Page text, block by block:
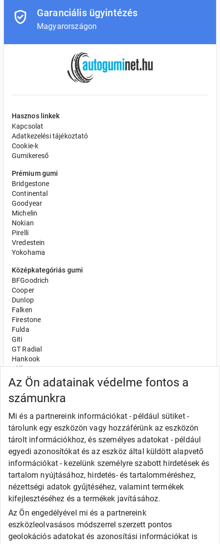
Az Ön adatainak védelme fontos a
számunkra
Mi és a partnereink információkat - például sütiket -
tárolunk egy eszközön vagy hozzáférünk az eszközön
tárolt információkhoz, és személyes adatokat - például
egyedi azonosítókat és az eszköz által küldött alapvető
információkat - kezelünk személyre szabott hirdetések és
tartalom nyújtásához, hirdetés- és tartalomméréshez,
nézettségi adatok gyűjtéséhez, valamint termékek
kifejlesztéséhez és a termékek javításához.
Az Ön engedélyével mi és a partnereink
eszközleolvasásos módszerrel szerzett pontos
geolokációs adatokat és azonosítási információkat is
Garanciális ügyintézés
Magyarországon
Hasznos linkek
Kapcsolat
Adatkezelési tájékoztató
Cookie-k
Gumikereső
Prémium gumi
Bridgestone
Continental
Goodyear
Michelin
Nokian
Pirelli
Vredestein
Yokohama
Középkategóriás gumi
BFGoodrich
Cooper
Dunlop
Falken
Firestone
Fulda
Giti
GT Radial
Hankook
Kléber
Kumho
Nexen
Semperit
Uniroyal
Olcsó gumi
Apollo
Barum
Debica
Fortune
General
Goodride
Kingstar
Laufenn
LEAO